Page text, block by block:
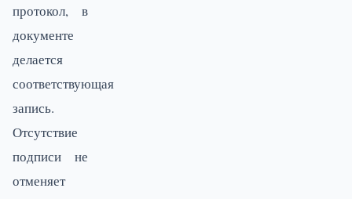
протокол, в
документе
делается
соответствующая
запись.
Отсутствие
подписи не
отменяет